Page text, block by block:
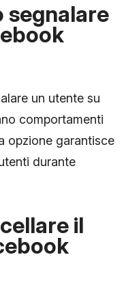
segnalare
un utente su
comportamenti
opzione garantisce
durante
il